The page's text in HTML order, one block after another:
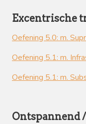
Excentrische
Oefening 5.0: m.
Oefening 5.1: m.
Oefening 5.1: m.
Ontspannend